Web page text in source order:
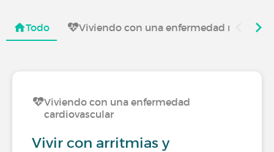
Todo Viviendo con una enfermedad rara
Viviendo con una enfermedad
cardiovascular
Vivir con arritmias y